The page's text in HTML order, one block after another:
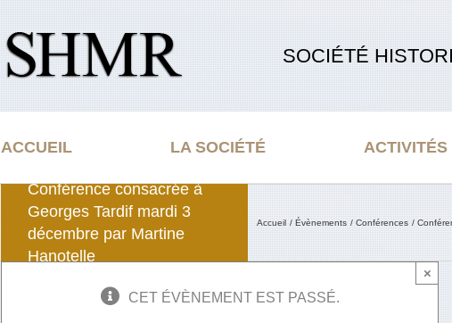
SOCIÉTÉ
ACCUEIL LA SOCIÉTÉ ACTIVITÉS
Conférence consacrée à
Georges Tardif mardi 3
décembre par Martine
Hanotelle
Accueil Évènements Conférences
CET ÉVÈNEMENT EST PASSÉ.
×